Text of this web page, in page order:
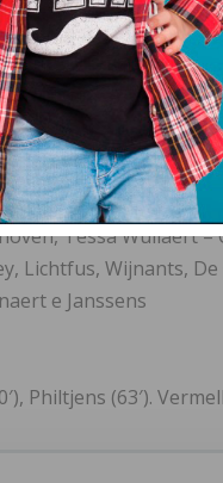
Lúcia Alves, Bruna
(Tysiak, 80′),
Tessa Wullaert –
Lichtfus, Wijnants,
e Janssens
Philtjens (63′).